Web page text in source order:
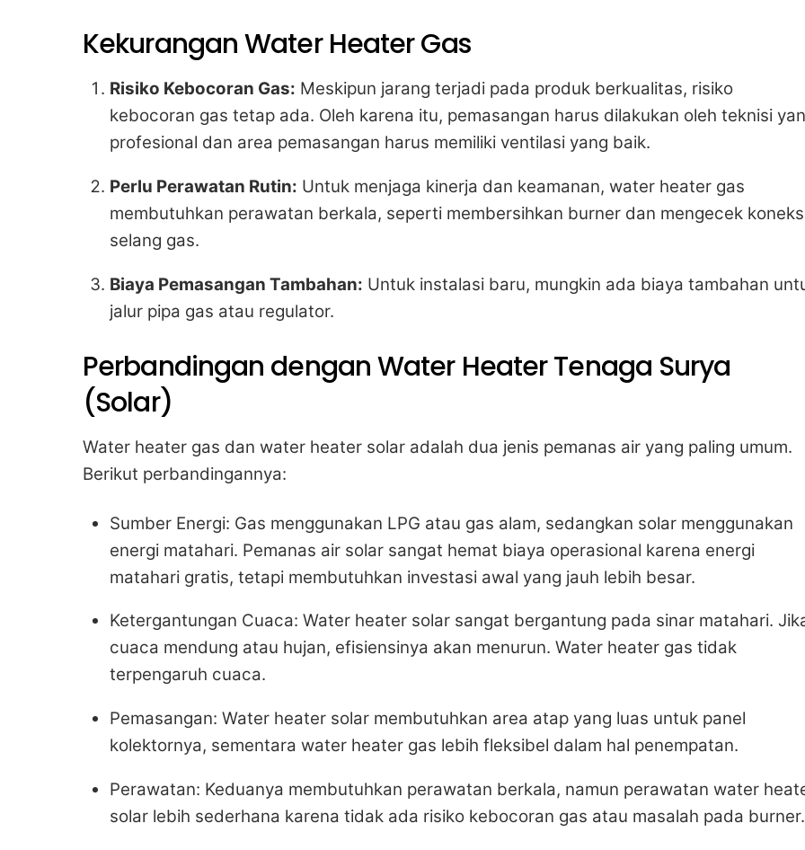
Kekurangan Water Heater Gas
Risiko Kebocoran Gas: Meskipun jarang terjadi pada produk berkualitas, risiko
kebocoran gas tetap ada. Oleh karena itu, pemasangan harus dilakukan oleh teknisi
profesional dan area pemasangan harus memiliki ventilasi yang baik.
Perlu Perawatan Rutin: Untuk menjaga kinerja dan keamanan, water heater gas
membutuhkan perawatan berkala, seperti membersihkan burner dan mengecek
selang gas.
Biaya Pemasangan Tambahan: Untuk instalasi baru, mungkin ada biaya tambahan
jalur pipa gas atau regulator.
Perbandingan dengan Water Heater Tenaga Surya
(Solar)
Water heater gas dan water heater solar adalah dua jenis pemanas air yang paling umum.
Berikut perbandingannya:
Sumber Energi: Gas menggunakan LPG atau gas alam, sedangkan solar menggunakan
energi matahari. Pemanas air solar sangat hemat biaya operasional karena energi
matahari gratis, tetapi membutuhkan investasi awal yang jauh lebih besar.
Ketergantungan Cuaca: Water heater solar sangat bergantung pada sinar matahari.
cuaca mendung atau hujan, efisiensinya akan menurun. Water heater gas tidak
terpengaruh cuaca.
Pemasangan: Water heater solar membutuhkan area atap yang luas untuk panel
kolektornya, sementara water heater gas lebih fleksibel dalam hal penempatan.
Perawatan: Keduanya membutuhkan perawatan berkala, namun perawatan water
solar lebih sederhana karena tidak ada risiko kebocoran gas atau masalah pada burner.